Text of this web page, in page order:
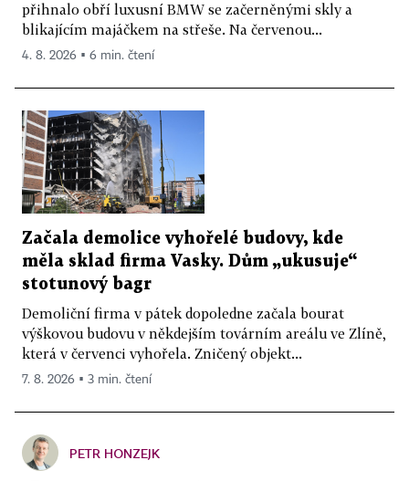
přihnalo obří luxusní BMW se začerněnými skly a
blikajícím majáčkem na střeše. Na červenou...
4. 8. 2026 ▪ 6 min. čtení
Začala demolice vyhořelé budovy, kde
měla sklad firma Vasky. Dům „ukusuje“
stotunový bagr
Demoliční firma v pátek dopoledne začala bourat
výškovou budovu v někdejším továrním areálu ve Zlíně,
která v červenci vyhořela. Zničený objekt...
7. 8. 2026 ▪ 3 min. čtení
PETR HONZEJK